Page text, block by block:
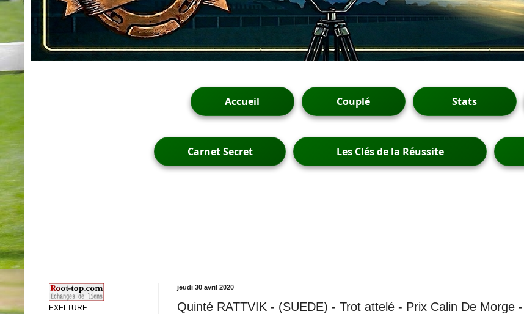
Accueil Couplé Stats
Carnet Secret Les Clés de la Réussite
jeudi 30 avril 2020
Quinté RATTVIK - (SUEDE) - Trot attelé - Prix Calin De Morge
EXELTURF